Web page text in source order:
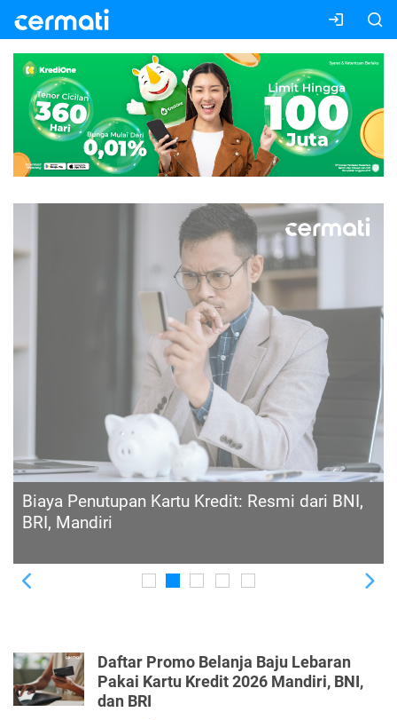
Cara Upgrade Kartu Kredit dari Gold ke
Platinum: Biar Makin Level Up!
Daftar Promo Belanja Baju Lebaran
Pakai Kartu Kredit 2026 Mandiri, BNI,
dan BRI